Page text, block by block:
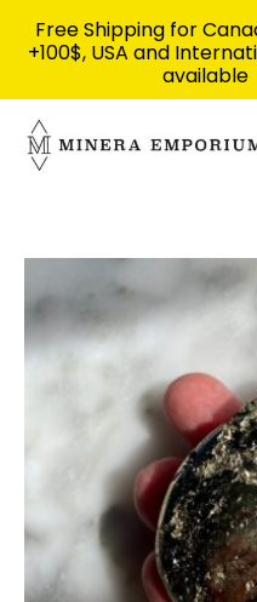
contenu
Free Shipping for
+100$, USA and
available